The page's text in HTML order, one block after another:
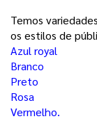
Temos
os estilos de
Azul royal
Branco
Preto
Rosa
Vermelho.